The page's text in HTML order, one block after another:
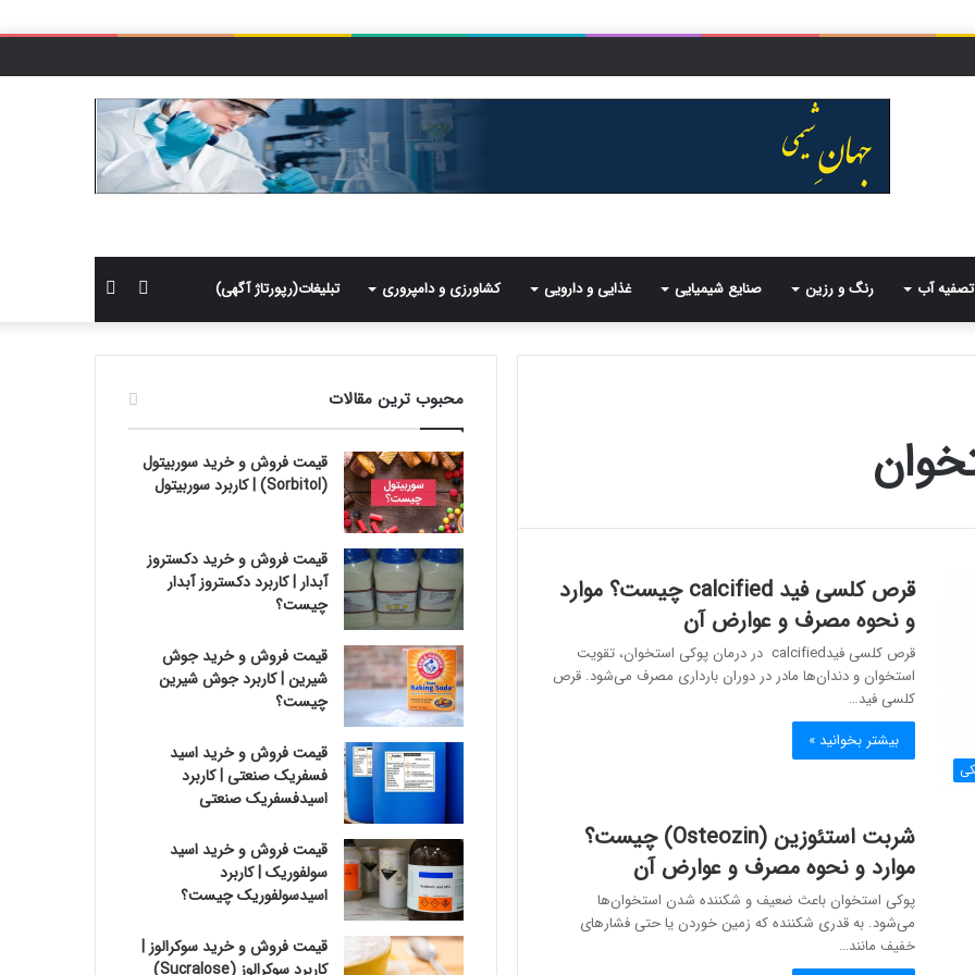
تصفیه آب رنگ و رزین صنایع شیمیایی غذایی و دارویی کشاورزی و دامپروری تبلیغات(رپورتاژ آگهی)
برای
سایدبار
قرص کلسی فید calcified چیست؟ موارد
و نحوه مصرف و عوارض آن
قرص کلسی فیدcalcified در درمان پوکی استخوان، تقویت
استخوان و دندان‌ها مادر در دوران بارداری مصرف می‌شود. قرص
کلسی فید…
بیشتر بخوانید »
شربت استئوزین (Osteozin) چیست؟
موارد و نحوه مصرف و عوارض آن
پوکی استخوان باعث ضعیف و شکننده شدن استخوان‌ها
می‌شود. به قدری شکننده که زمین خوردن یا حتی فشارهای
خفیف مانند…
محبوب ترین مقالات
قیمت فروش و خرید سوربیتول
(Sorbitol) | کاربرد سوربیتول
قیمت فروش و خرید دکستروز
آبدار | کاربرد دکستروز آبدار
چیست؟
قیمت فروش و خرید جوش
شیرین | کاربرد جوش شیرین
چیست؟
قیمت فروش و خرید اسید
فسفریک صنعتی | کاربرد
اسیدفسفریک صنعتی
قیمت فروش و خرید اسید
سولفوریک | کاربرد
اسیدسولفوریک چیست؟
قیمت فروش و خرید سوکرالوز |
کاربرد سوکرالوز (Sucralose)